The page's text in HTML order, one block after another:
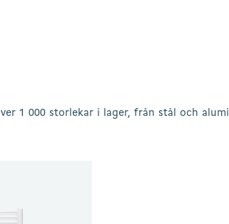
1 000 storlekar i lager, från stål och